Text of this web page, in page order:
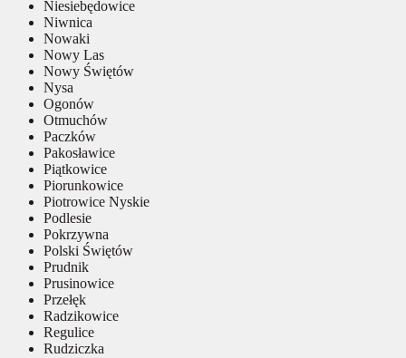
Niesiebędowice
Niwnica
Nowaki
Nowy Las
Nowy Świętów
Nysa
Ogonów
Otmuchów
Paczków
Pakosławice
Piątkowice
Piorunkowice
Piotrowice Nyskie
Podlesie
Pokrzywna
Polski Świętów
Prudnik
Prusinowice
Przełęk
Radzikowice
Regulice
Rudziczka